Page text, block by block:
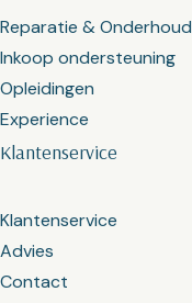
Klantenservice
Klantenservice
Advies
Contact
Reparatie & Onderhoud
Inkoop ondersteuning
Opleidingen
Experience